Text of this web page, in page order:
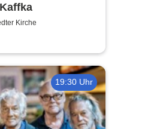
Kirche
19:30 Uhr